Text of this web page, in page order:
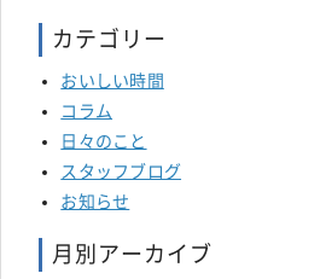
カテゴリー
おいしい時間
コラム
日々のこと
スタッフブログ
お知らせ
月別アーカイブ